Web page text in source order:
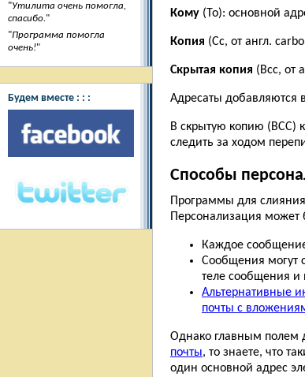
"Утилита очень помогла,
спасибо."
"Программа помогла
очень!"
Будем вместе : : :
Кому (To): основной
Копия (Cc, от англ.
Скрытая копия (Bcc, от
Адресаты добавляются
В скрытую копию (BСС)
следить за ходом
Способы
Программы для
Персонализация может
Каждое
Сообщения могут
теле сообщения и
Альтернативные
почты с
Однако главным полем
почты, то знаете, что
один основной адрес